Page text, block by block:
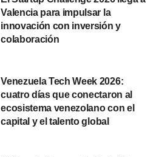
Valencia para impulsar la
innovación con inversión y
colaboración
Venezuela Tech Week 2026:
cuatro días que conectaron al
ecosistema venezolano con el
capital y el talento global